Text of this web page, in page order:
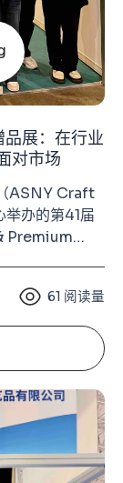
展：在行业
对市场
ASNY Craft
办的第41届
Premium
、纪念品、徽
61 阅读量